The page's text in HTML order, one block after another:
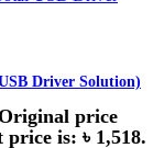
Driver Solution)
price
is: ৳ 1,518.